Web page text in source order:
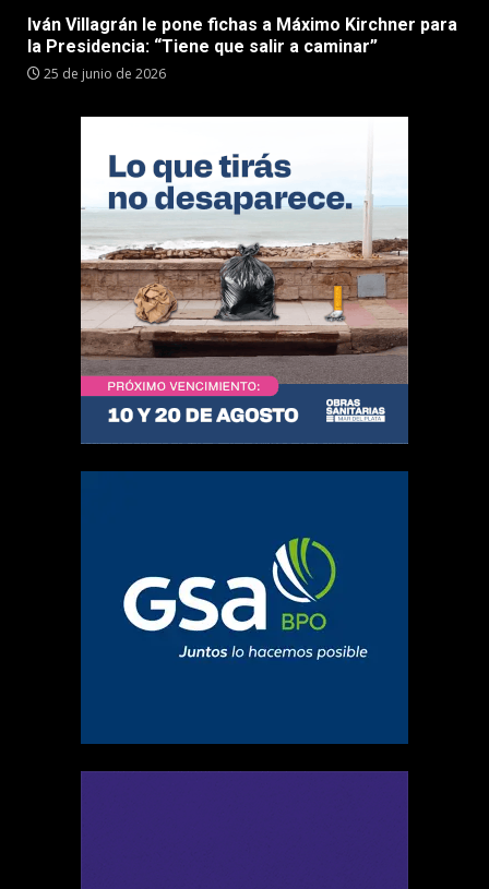
Iván Villagrán le pone fichas a Máximo Kirchner para
la Presidencia: “Tiene que salir a caminar”
25 de junio de 2026